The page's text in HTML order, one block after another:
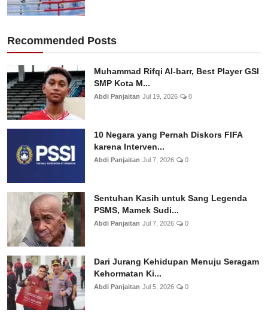
Recommended Posts
Muhammad Rifqi Al-barr, Best Player GSI
SMP Kota M...
Abdi Panjaitan Jul 19, 2026 0
10 Negara yang Pernah Diskors FIFA
karena Interven...
Abdi Panjaitan Jul 7, 2026 0
Sentuhan Kasih untuk Sang Legenda
PSMS, Mamek Sudi...
Abdi Panjaitan Jul 7, 2026 0
Dari Jurang Kehidupan Menuju Seragam
Kehormatan Ki...
Abdi Panjaitan Jul 5, 2026 0